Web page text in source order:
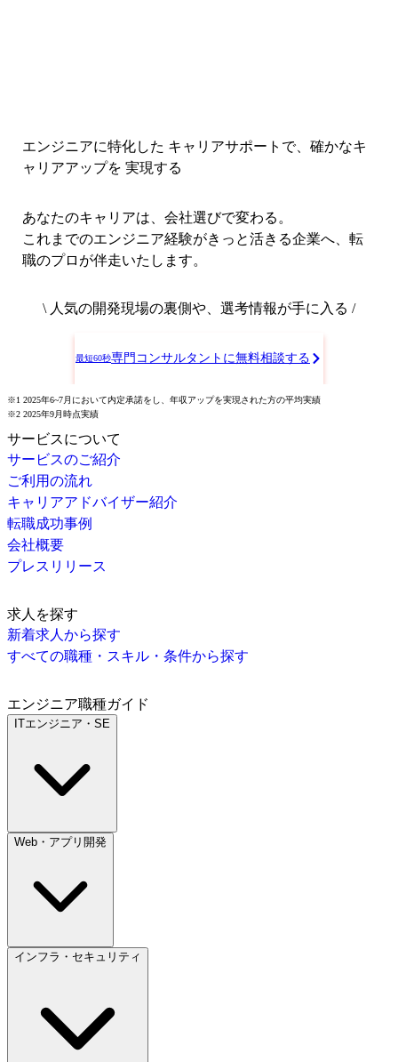
エンジニアに特化した キャリアサポートで、 確かなキ
ャリアアップを 実現する
あなたのキャリアは、会社選びで変わる。
これまでのエンジニア経験がきっと活きる企業へ、転
職のプロが伴走いたします。
\ 人気の開発現場の裏側や、選考情報が手に入る /
最短60秒専門コンサルタントに無料相談する
※1 2025年6~7月において内定承諾をし、年収アップを実現された方の平均実績
※2 2025年9月時点実績
サービスについて
サービスのご紹介
ご利用の流れ
キャリアアドバイザー紹介
転職成功事例
会社概要
プレスリリース
求人を探す
新着求人から探す
すべての職種・スキル・条件から探す
エンジニア職種ガイド
ITエンジニア・SE
Web・アプリ開発
インフラ・セキュリティ